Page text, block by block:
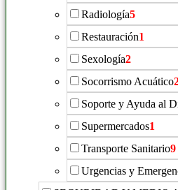
Radiología5
Restauración1
Sexología2
Socorrismo Acuático
Soporte y Ayuda al
Supermercados1
Transporte Sanitario9
Urgencias y